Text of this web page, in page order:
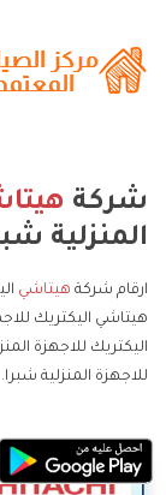
شركة
المنزلية
ارقام شركة هيتاشي
هيتاشي اليكتريك
اليكتريك للاجهزة
للاجهزة المنزلية شبرا.